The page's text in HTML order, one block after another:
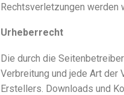
Rechtsverletzungen werden
Urheberrecht
Die durch die
Verbreitung und jede Art der
Erstellers. Downloads und